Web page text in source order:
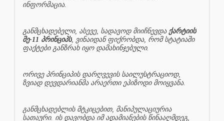
ინფორმაცია.
განმცხადებელი, ასევე, სადავოდ მიიჩნევდა ქარტიის
მე-11 პრინციპს, ვინაიდან ფიქრობდა, რომ სტატიაში
ფაქტები განზრახ იყო დამახინჯებული.
ორივე პრინციპის დარღვევის საილუსტრაციოდ,
ზვიად დევდარიანმა არაერთი ეპიზოდი მოიყვანა.
განმცხადებლის მტკიცებით, მანიპულაციურია
სათაური. ის დავობდა იმ ადამიანების წინააღმდეგ,